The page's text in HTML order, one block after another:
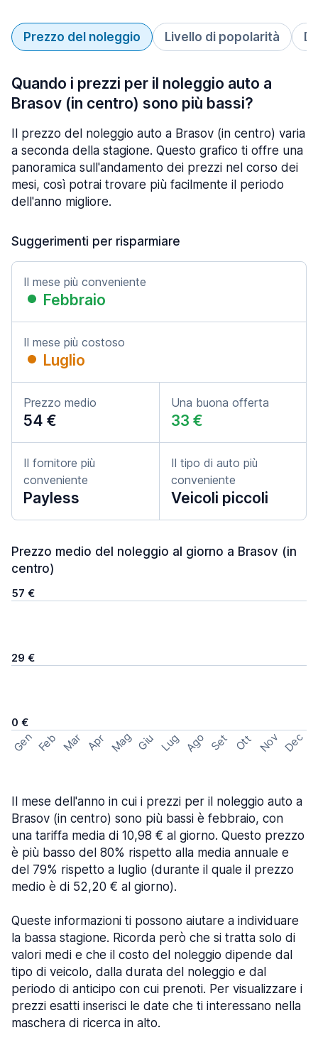
Prezzo del noleggio Livello di popolarità
Quando i prezzi per il noleggio auto a
Brasov (in centro) sono più bassi?
Il prezzo del noleggio auto a Brasov (in centro) varia
a seconda della stagione. Questo grafico ti offre una
panoramica sull'andamento dei prezzi nel corso dei
mesi, così potrai trovare più facilmente il periodo
dell'anno migliore.
Suggerimenti per risparmiare
Il mese più conveniente
Febbraio
Il mese più costoso
Luglio
Prezzo medio
54 €
Una buona offerta
33 €
Il fornitore più
conveniente
Payless
Il tipo di auto più
conveniente
Veicoli piccoli
Prezzo medio del noleggio al giorno a Brasov (in
centro)
57 €
29 €
0 €
Gen Feb Mar Apr Mag Giu Lug Ago Set Ott Nov Dec
Il mese dell'anno in cui i prezzi per il noleggio auto a
Brasov (in centro) sono più bassi è febbraio, con
una tariffa media di 10,98 € al giorno. Questo prezzo
è più basso del 80% rispetto alla media annuale e
del 79% rispetto a luglio (durante il quale il prezzo
medio è di 52,20 € al giorno).
Queste informazioni ti possono aiutare a individuare
la bassa stagione. Ricorda però che si tratta solo di
valori medi e che il costo del noleggio dipende dal
tipo di veicolo, dalla durata del noleggio e dal
periodo di anticipo con cui prenoti. Per visualizzare i
prezzi esatti inserisci le date che ti interessano nella
maschera di ricerca in alto.